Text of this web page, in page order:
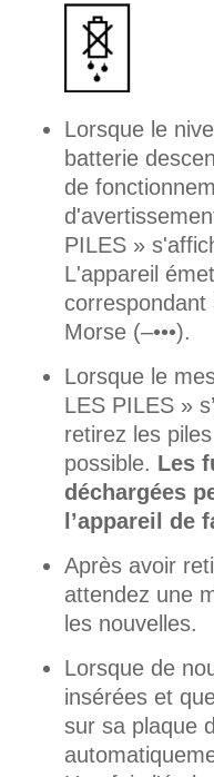
Lorsque le
batterie
de
PILES »
L'appareil
Morse (–•••).
Lorsque le
LES PILES »
retirez les
possible. Les
déchargées
l’appareil de
Après avoir
attendez une
les nouvelles.
Lorsque de
insérées et
sur sa plaque